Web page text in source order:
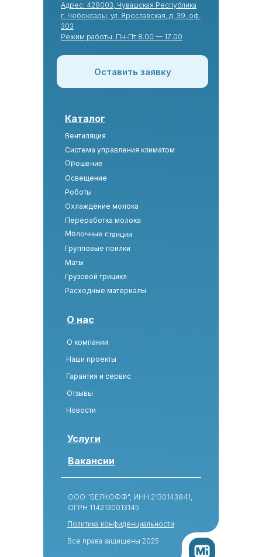
Услуги
Вакансии
О нас
Каталог
ООО "БЕЛКОФФ", ИНН 2130143941,
ОГРН 1142130013145
Политика конфиденциальности
Адрес: 428003, Чувашская Республика
г. Чебоксары, ул. Ярославская, д. 39, оф.
303
Режим работы: Пн-Пт 8:00 — 17:00
Все права защищены 2025
О компании
Наши проекты
Отзывы
Новости
Гарантия и сервис
Охлаждение молока
Грузовой трицикл
Расходные материалы
Орошение
Система управления климатом
Вентиляция
Групповые поилки
Переработка молока
Молочные станции
Роботы
Освещение
Маты
Оставить заявку